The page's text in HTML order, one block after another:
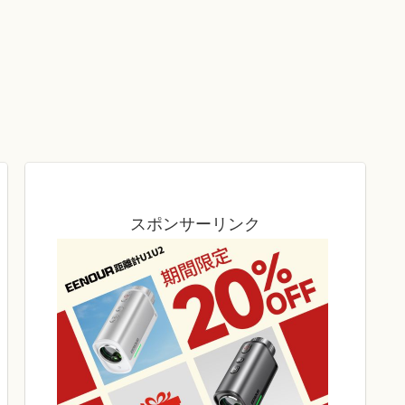
スポンサーリンク